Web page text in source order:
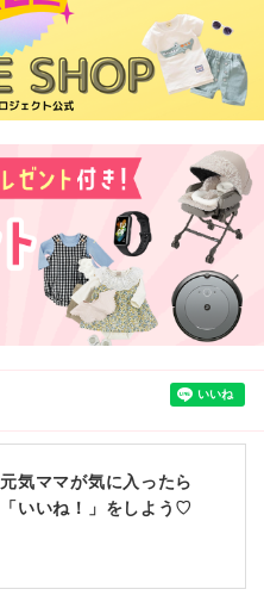
元気ママが気に入ったら
「いいね！」をしよう♡